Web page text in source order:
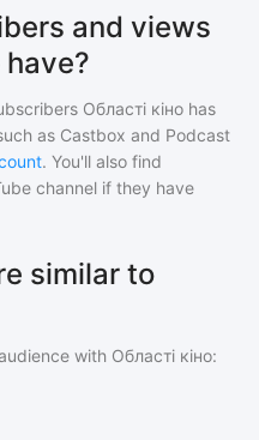
and views
have?
Області кіно has
as Castbox and Podcast
. You'll also find
channel if they have
similar to
with Області кіно: